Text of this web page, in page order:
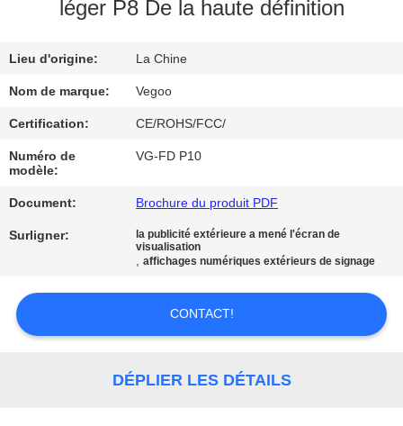
NOUS
VISITE
DE
L'USINE
CONTRÔLE
DE
LA
NOUS
léger P8 De la haute définition
Lieu d'origine: La Chine
Nom de marque: Vegoo
Certification: CE/ROHS/FCC/
Numéro de
modèle:
VG-FD P10
Document: Brochure du produit PDF
Surligner:
la publicité extérieure a mené l'écran de
visualisation
,affichages numériques extérieurs de signage
CONTACT!
DÉPLIER LES DÉTAILS